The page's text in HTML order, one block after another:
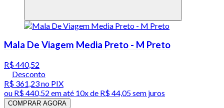
Mala De Viagem Media Preto - M Preto
R$ 440,52
Desconto
R$ 361,23no PIX
ou R$ 440,52 em até 10x de R$ 44,05 sem juros
COMPRAR AGORA